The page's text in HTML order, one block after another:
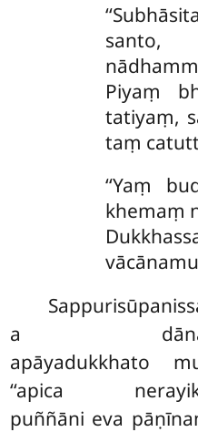
santo,
Piyaṃ
tatiyaṃ,
taṃ
‘‘Yaṃ
khemaṃ
a
apāyadukkhato
‘‘apica
puññāni eva